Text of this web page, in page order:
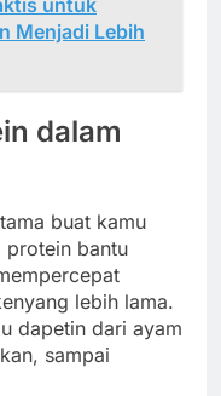
Menjadi Lebih
dalam
buat kamu
protein bantu
lebih lama.
dapetin dari ayam
sampai